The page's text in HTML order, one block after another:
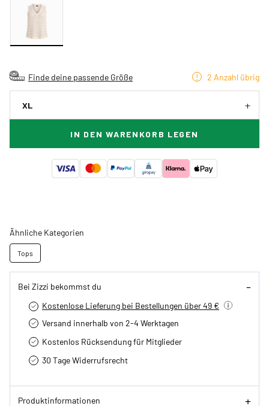
Finde deine passende Größe 2 Anzahl übrig
XL
IN DEN WARENKORB LEGEN
Ähnliche Kategorien
Tops
Bei Zizzi bekommst du
Kostenlose Lieferung bei Bestellungen über 49 €
Versand innerhalb von 2-4 Werktagen
Kostenlos Rücksendung für Mitglieder
30 Tage Widerrufsrecht
Produktinformationen